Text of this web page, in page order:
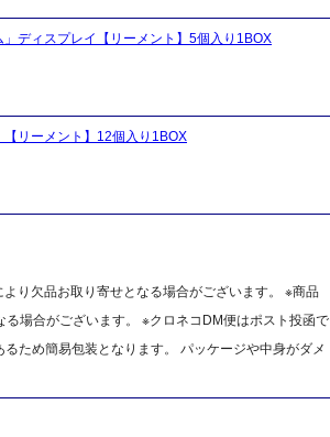
ディスプレイ【リーメント】5個入り1BOX
リーメント】12個入り1BOX
り欠品お取り寄せとなる場合がございます。 ※商品
場合がございます。 ※クロネコDM便はポスト投函で
ため簡易包装となります。 パッケージや中身がダメ